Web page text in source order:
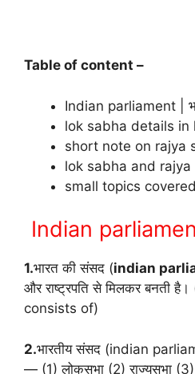
Table of content –
Indian parliament |
lok sabha details in
short note on rajya
lok sabha and
small topics covered
Indian
1.भारत की संसद (indian
और राष्ट्रपति से मिलकर बनती
consists of)
2.भारतीय संसद (indian
— (1) लोकसभा (2) राज्यसभा (3)